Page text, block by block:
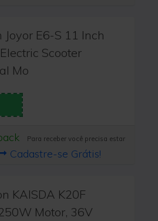
Joyor E6-S 11 Inch
Scooter
Mo
Para receber você precisa estar
Cadastre-se Grátis!
KAISDA K20F
Motor, 36V